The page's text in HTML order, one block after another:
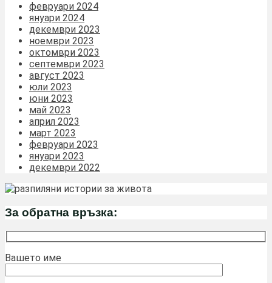
февруари 2024
януари 2024
декември 2023
ноември 2023
октомври 2023
септември 2023
август 2023
юли 2023
юни 2023
май 2023
април 2023
март 2023
февруари 2023
януари 2023
декември 2022
За обратна връзка:
Вашето име